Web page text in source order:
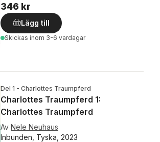
346 kr
Lägg till
Skickas inom 3-6 vardagar
Del 1 - Charlottes Traumpferd
Charlottes Traumpferd 1:
Charlottes Traumpferd
Av Nele Neuhaus
Inbunden, Tyska, 2023